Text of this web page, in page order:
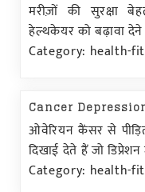
मरीज़ों की सुरक्षा
हेल्थकेयर को बढ़ावा
Category: health-
Cancer
ओवेरियन कैंसर से
दिखाई देते हैं जो
Category: health-